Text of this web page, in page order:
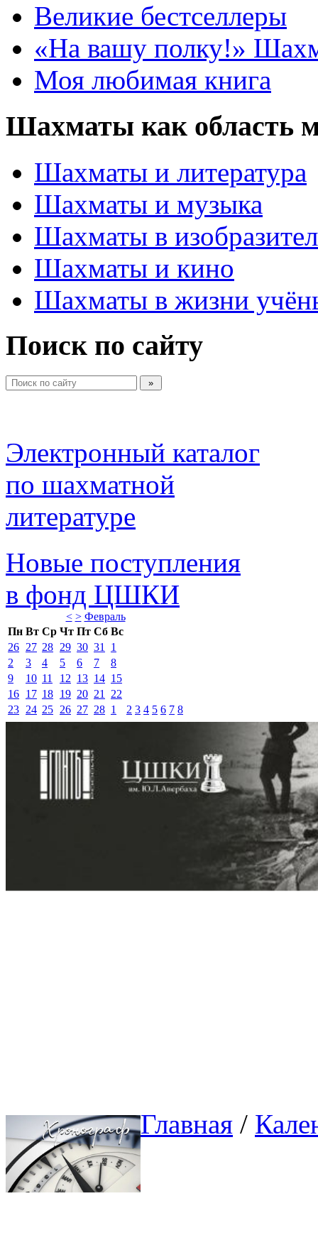
Великие бестселлеры
«На вашу полку!»
Моя любимая книга
Шахматы как область
Шахматы и литература
Шахматы и музыка
Шахматы в
Шахматы и кино
Шахматы в жизни
Поиск по сайту
Электронный каталог
по шахматной
литературе
Новые поступления
в фонд ЦШКИ
< > Февраль
Пн Вт Ср Чт Пт Сб Вс
26 27 28 29 30 31
1
2
3 4 5 6 7
8
9
10 11 12 13 14 15
16 17 18 19 20 21
22
23 24 25 26 27 28 1 2 3 4 5 6 7 8
Главная /